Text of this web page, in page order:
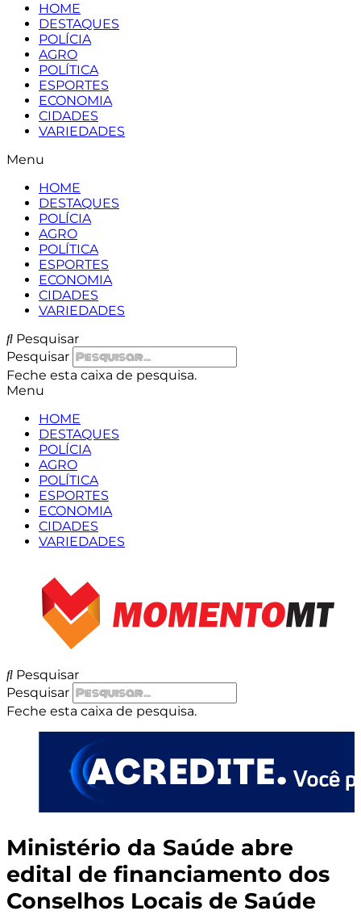
HOME
DESTAQUES
POLÍCIA
AGRO
POLÍTICA
ESPORTES
ECONOMIA
CIDADES
VARIEDADES
Menu
HOME
DESTAQUES
POLÍCIA
AGRO
POLÍTICA
ESPORTES
ECONOMIA
CIDADES
VARIEDADES
Pesquisar
Pesquisar
Feche esta caixa de pesquisa.
Menu
HOME
DESTAQUES
POLÍCIA
AGRO
POLÍTICA
ESPORTES
ECONOMIA
CIDADES
VARIEDADES
Pesquisar
Pesquisar
Feche esta caixa de pesquisa.
Ministério da Saúde abre
edital de financiamento dos
Conselhos Locais de Saúde